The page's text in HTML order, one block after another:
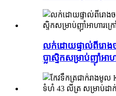
លក់ដោយផ្ទាល់ពីរោង
ប្លាស្ទិកសម្រាប់ញ៉ាំអាហ